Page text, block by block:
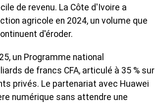
de revenu. La Côte d'Ivoire a
agricole en 2024, un volume que
d'éroder.
un Programme national
de francs CFA, articulé à 35 % sur
privés. Le partenariat avec Huawei
numérique sans attendre une